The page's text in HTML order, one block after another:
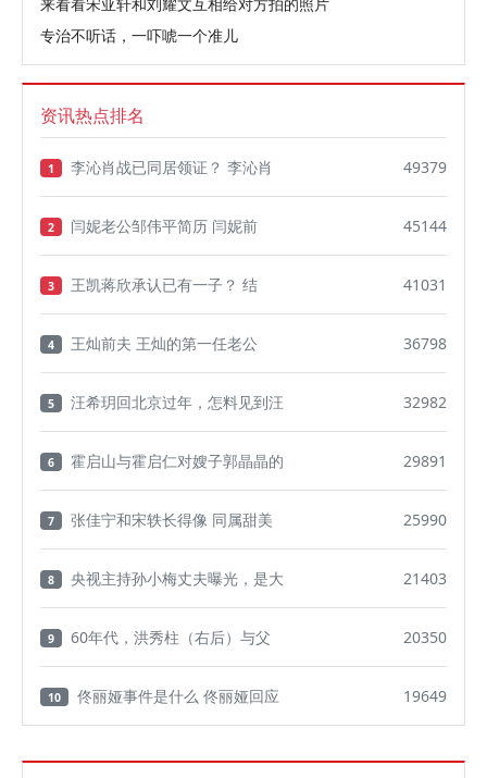
专治不听话，一吓唬一个准儿
资讯热点排名
1 李沁肖战已同居领证？ 李沁肖 49379
2 闫妮老公邹伟平简历 闫妮前 45144
3 王凯蒋欣承认已有一子？ 结 41031
4 王灿前夫 王灿的第一任老公 36798
5 汪希玥回北京过年，怎料见到汪 32982
6 霍启山与霍启仁对嫂子郭晶晶的 29891
7 张佳宁和宋轶长得像 同属甜美 25990
8 央视主持孙小梅丈夫曝光，是大 21403
9 60年代，洪秀柱（右后）与父 20350
10 佟丽娅事件是什么 佟丽娅回应 19649